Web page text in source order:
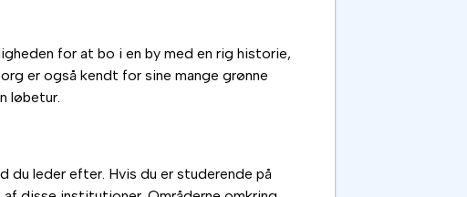
for at bo i en by med en rig historie,
er også kendt for sine mange grønne
løbetur.
du leder efter. Hvis du er studerende på